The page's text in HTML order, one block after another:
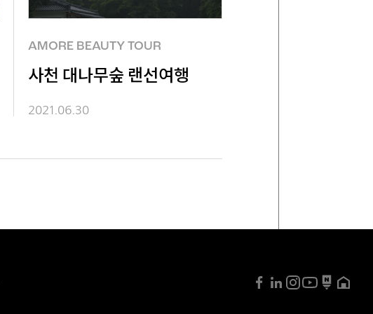
AMORE BEAUTY TOUR
사천 대나무숲 랜선여행
2021.06.30